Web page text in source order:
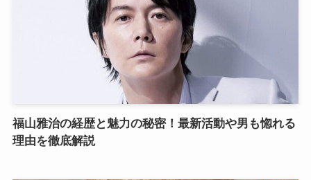
福山雅治の経歴と魅力の秘密！最新活動や男も惚れる
理由を徹底解説